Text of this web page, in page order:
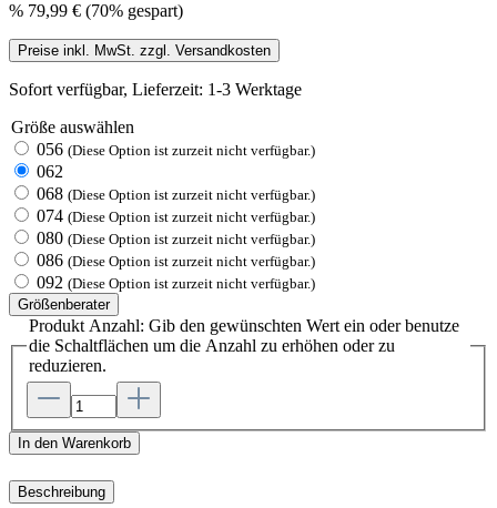
% 79,99 € (70% gespart)
Preise inkl. MwSt. zzgl. Versandkosten
Sofort verfügbar, Lieferzeit: 1-3 Werktage
Größe auswählen
056 (Diese Option ist zurzeit nicht verfügbar.)
062
068 (Diese Option ist zurzeit nicht verfügbar.)
074 (Diese Option ist zurzeit nicht verfügbar.)
080 (Diese Option ist zurzeit nicht verfügbar.)
086 (Diese Option ist zurzeit nicht verfügbar.)
092 (Diese Option ist zurzeit nicht verfügbar.)
Größenberater
Produkt Anzahl: Gib den gewünschten Wert ein oder benutze
die Schaltflächen um die Anzahl zu erhöhen oder zu
reduzieren.
In den Warenkorb
Beschreibung